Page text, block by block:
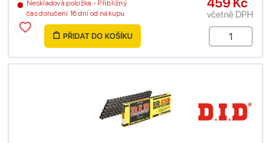
Neskladová položka - Přibližný
čas doručení 16 dní od nákupu
včetně DPH
PŘIDAT DO KOŠÍKU